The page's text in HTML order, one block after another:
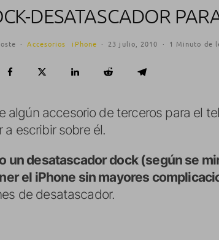
DESATASCADOR
· Accesorios iPhone · 23 julio, 2010 · 1 Minuto de
algún accesorio de terceros para el
escribir sobre él.
un desatascador dock (según se
el iPhone sin mayores
de desatascador.